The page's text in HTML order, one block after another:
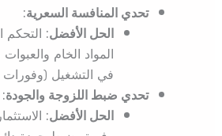
تحدي المنافسة السعرية:
الحل الأفضل:التحكم
المواد الخام
في التشغيل (وفورات
تحدي ضبط اللزوجة والجودة:
الحل الأفضل: